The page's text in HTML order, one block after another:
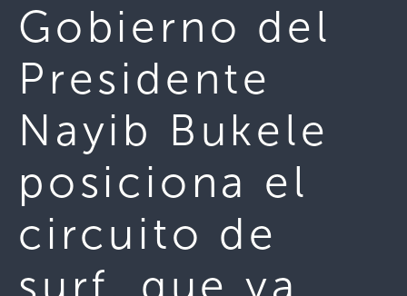
Gobierno del
Presidente
Nayib Bukele
posiciona el
circuito de
surf, que ya